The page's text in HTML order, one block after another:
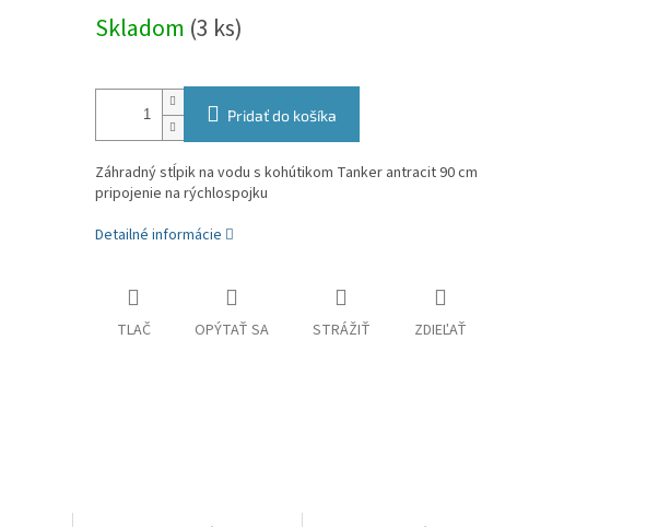
cena:
Skladom (3 ks)
Pridať do košíka
Záhradný stĺpik na vodu s kohútikom Tanker antracit 90 cm
pripojenie na rýchlospojku
Detailné informácie
TLAČ OPÝTAŤ SA STRÁŽIŤ ZDIEĽAŤ